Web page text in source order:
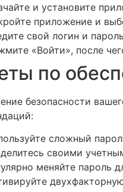
и установите
приложение и
свой логин и
«Войти», после
по
безопасности
сложный
своими
меняйте пароль